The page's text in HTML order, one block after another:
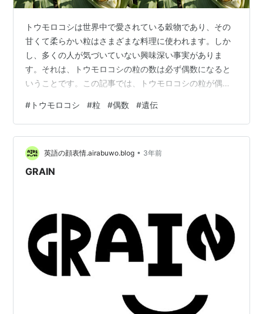
トウモロコシは世界中で愛されている穀物であり、その
甘くて柔らかい粒はさまざまな料理に使われます。しか
し、多くの人が気づいていない興味深い事実がありま
す。それは、トウモロコシの粒の数は必ず偶数になると
いうことです。この記事では、トウモロコシの粒が偶数
しく解説します。 1. トウモロコシの粒の並びと遺伝子 ト
ウモロコシの穂（コーンカーネル）は、列に沿って整然
と並んでいるのが特徴です。この粒の数が必ず偶数にな
る理由は、トウモロコシの遺伝的構造に起因します。ト
ウモロコシは、受粉によって形成されるときに、遺伝的
# トウモロコシ #粒 #偶数 #遺伝
英語の顔表情.airabuwo.blog • 3年前
GRAIN